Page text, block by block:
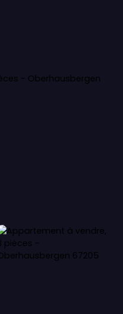
ACHETER IMMOBILIER NEUF